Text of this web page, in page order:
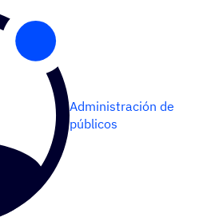
Administración de
públicos